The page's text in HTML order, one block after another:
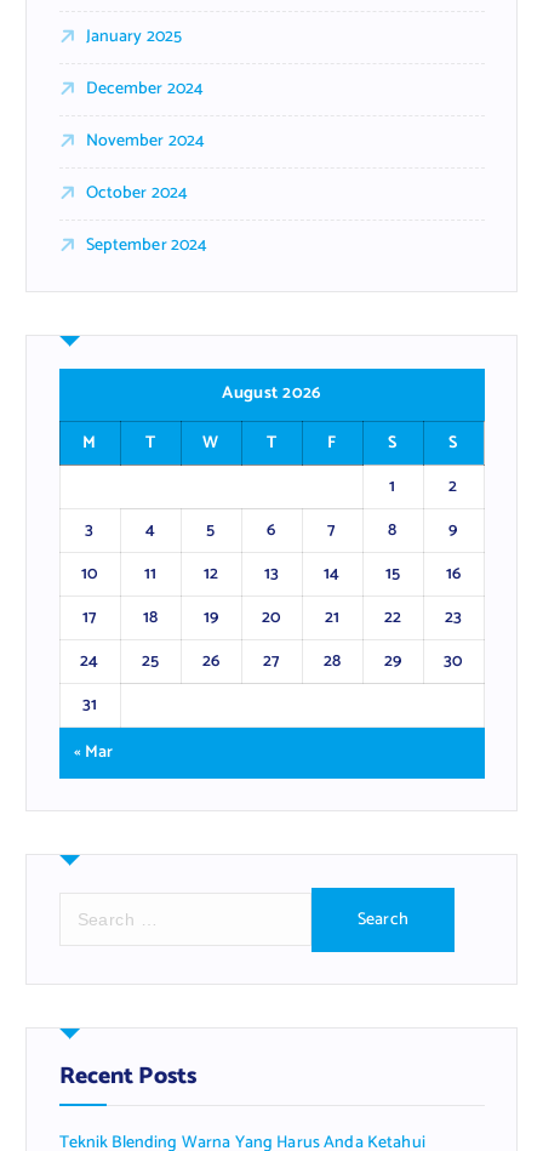
January 2025
December 2024
November 2024
October 2024
September 2024
August 2026
M
T W T F S
S
1
2
3
4 5 6 7 8
9
10
11 12 13 14 15
16
17
18 19 20 21 22
23
24
25 26 27 28 29
30
31
« Mar
r
h
f
o
:
Recent Posts
Teknik Blending Warna Yang Harus Anda Ketahui